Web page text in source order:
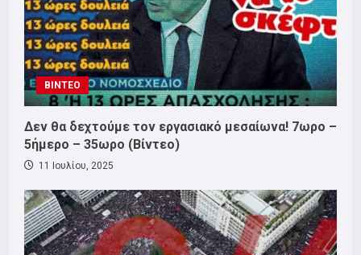
ΒΙΝΤΕΟ
Δεν θα δεχτούμε τον εργασιακό μεσαίωνα! 7ωρο –
5ήμερο – 35ωρο (Βίντεο)
11 Ιουλίου, 2025